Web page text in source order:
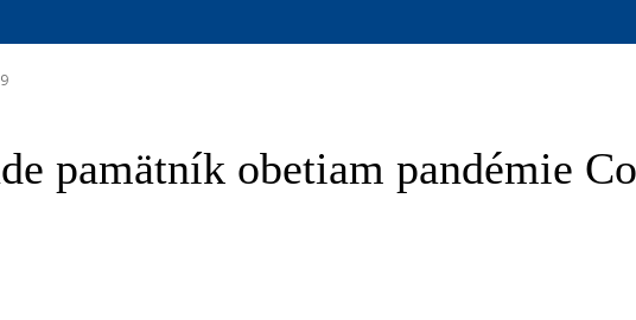
pamätník obetiam pandémie